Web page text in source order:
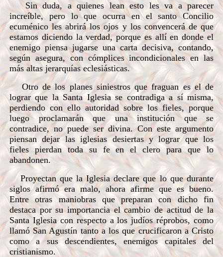
Sin duda, a quienes lean esto les va a parecer
increíble, pero lo que ocurra en el santo Concilio
ecuménico les abrirá los ojos y los convencerá de que
estamos diciendo la verdad, porque es allí en donde el
enemigo piensa jugarse una carta decisiva, contando,
según asegura, con cómplices incondicionales en las
más altas jerarquías eclesiásticas.
Otro de los planes siniestros que fraguan es el de
lograr que la Santa Iglesia se contradiga a sí misma,
perdiendo con ello autoridad sobre los fieles, porque
luego proclamarán que una institución que se
contradice, no puede ser divina. Con este argumento
piensan dejar las iglesias desiertas y lograr que los
fieles pierdan toda su fe en el clero para que lo
abandonen.
Proyectan que la Iglesia declare que lo que durante
siglos afirmó era malo, ahora afirme que es bueno.
Entre otras maniobras que preparan con dicho fin
destaca por su importancia el cambio de actitud de la
Santa Iglesia con respecto a los judíos réprobos, como
llamó San Agustín tanto a los que crucificaron a Cristo
como a sus descendientes, enemigos capitales del
cristianismo.